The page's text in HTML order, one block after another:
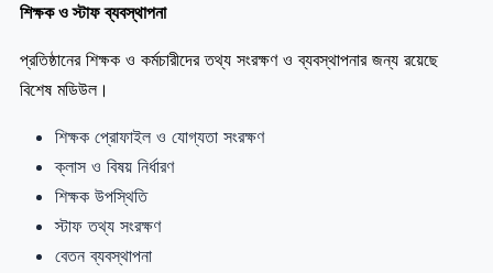
শিক্ষক ও স্টাফ ব্যবস্থাপনা
প্রতিষ্ঠানের শিক্ষক ও কর্মচারীদের তথ্য সংরক্ষণ ও ব্যবস্থাপনার জন্য রয়েছে
বিশেষ মডিউল।
শিক্ষক প্রোফাইল ও যোগ্যতা সংরক্ষণ
ক্লাস ও বিষয় নির্ধারণ
শিক্ষক উপস্থিতি
স্টাফ তথ্য সংরক্ষণ
বেতন ব্যবস্থাপনা